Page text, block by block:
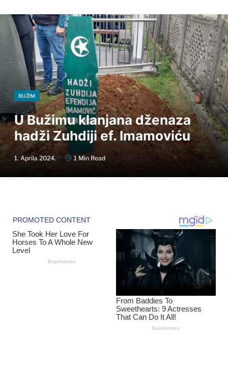
BUŽIM
U Bužimu klanjana dženaza
hadži Zuhdiji ef. Imamoviću
1. Aprila 2024. 1 Min Read